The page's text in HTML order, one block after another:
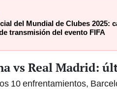
del Mundial de Clubes 2025:
transmisión del evento FIFA
vs Real Madrid:
10 enfrentamientos,